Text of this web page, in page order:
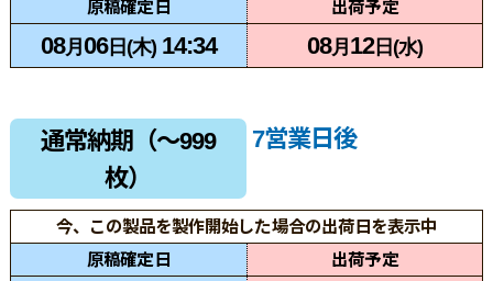
原稿確定日 出荷予定
08月 06日(木)14:34 08月 12日(水)
通常納期（～999
枚）
7営業日後
今、この製品を製作開始した場合の出荷日を表示中
原稿確定日
出荷予定